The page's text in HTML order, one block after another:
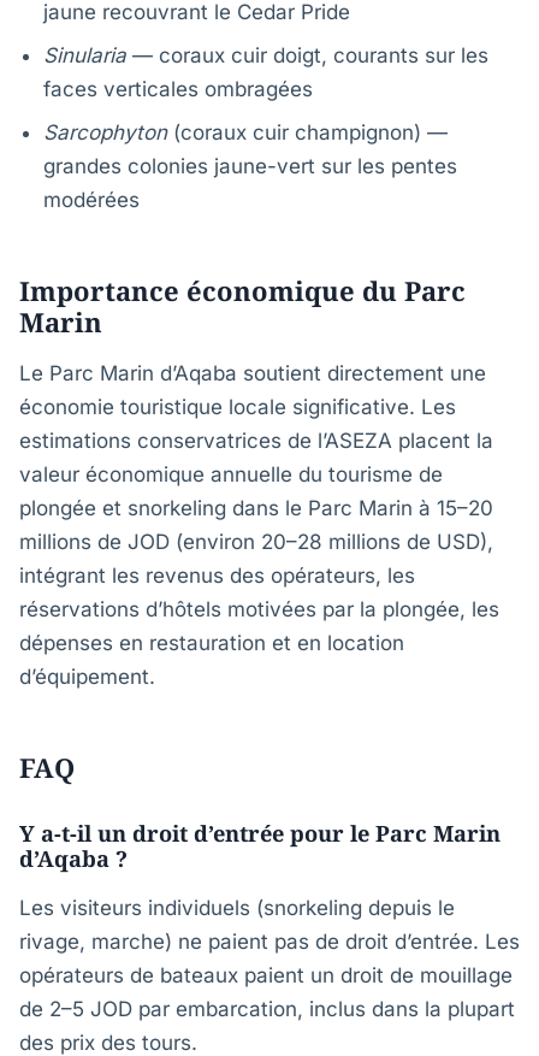
jaune recouvrant le Cedar Pride
Sinularia — coraux cuir doigt, courants sur les
faces verticales ombragées
Sarcophyton(coraux cuir champignon) —
grandes colonies jaune-vert sur les pentes
modérées
Importance économique du Parc
Marin
Le Parc Marin d’Aqaba soutient directement une
économie touristique locale significative. Les
estimations conservatrices de l’ASEZA placent la
valeur économique annuelle du tourisme de
plongée et snorkeling dans le Parc Marin à 15–20
millions de JOD (environ 20–28 millions de USD),
intégrant les revenus des opérateurs, les
réservations d’hôtels motivées par la plongée, les
dépenses en restauration et en location
d’équipement.
FAQ
Y a-t-il un droit d’entrée pour le Parc Marin
d’Aqaba ?
Les visiteurs individuels (snorkeling depuis le
rivage, marche) ne paient pas de droit d’entrée. Les
opérateurs de bateaux paient un droit de mouillage
de 2–5 JOD par embarcation, inclus dans la plupart
des prix des tours.